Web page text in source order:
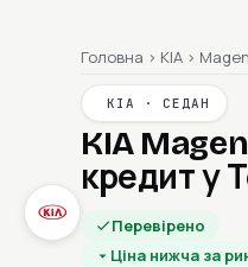
Головна › KIA ›
KIA · СЕДАН
KIA
кредит у
Перевірено
Ціна нижча за